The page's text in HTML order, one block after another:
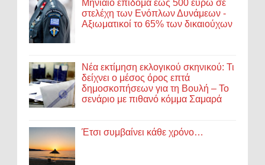
Μηνιαίο επίδομα έως 500 ευρώ σε
στελέχη των Ενόπλων Δυνάμεων -
Αξιωματικοί το 65% των δικαιούχων
Νέα εκτίμηση εκλογικού σκηνικού: Τι
δείχνει ο μέσος όρος επτά
δημοσκοπήσεων για τη Βουλή – Το
σενάριο με πιθανό κόμμα Σαμαρά
Έτσι συμβαίνει κάθε χρόνο…